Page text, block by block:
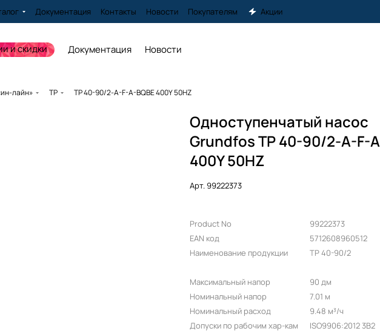
Документация Контакты Новости Покупателям Акции
и скидки Документация Новости
лайн» TP TP 40-90/2-A-F-A-BQBE 400Y 50HZ
Одноступенчатый насос
Grundfos TP 40-90/2-A-F-
400Y 50HZ
Арт.99222373
Product No
EAN код
Наименование продукции
99222373
5712608960512
TP 40-90/2
Максимальный напор
Номинальный напор
Номинальный расход
Допуски по рабочим хар-кам
90 дм
7.01 м
9.48 м³/ч
ISO9906:2012 3B2